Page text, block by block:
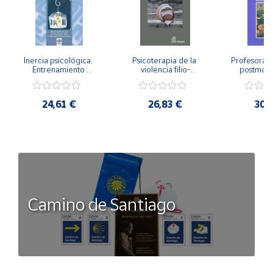
Inercia psicológica.
Entrenamiento
Igualdad de Género.
24,61 €
Psicoterapia de la
violencia filio-
secreto y la
26,83 €
Camino de Santiago